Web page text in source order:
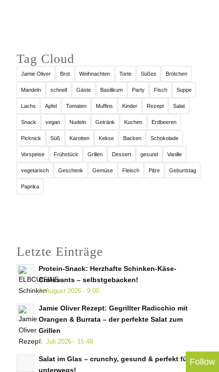
Tag Cloud
Jamie Oliver Brot Weihnachten Torte Süßes Brötchen
Mandeln schnell Gäste Basilikum Party Fisch Suppe
Lachs Apfel Tomaten Muffins Kinder Rezept Salat
Snack vegan Nudeln Getränk Kuchen Erdbeeren
Picknick Süß Karotten Kekse Backen Schokolade
Vorspeise Frühstück Grillen Dessert gesund Vanille
vegetarisch Geschenk Gemüse Fleisch Pilze Geburtstag
Paprika
Letzte Einträge
Protein-Snack: Herzhafte Schinken-Käse-
Croissants – selbstgebacken!
2. August 2026 - 9:00
Jamie Oliver Rezept: Gegrillter Radicchio mit
Orangen & Burrata – der perfekte Salat zum
Grillen
5. Juli 2026 - 15:48
Salat im Glas – crunchy, gesund & perfekt für
unterwegs!
Follow